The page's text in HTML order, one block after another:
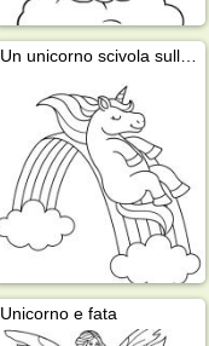
Un unicorno scivola sull'arcobaleno
Unicorno e fata